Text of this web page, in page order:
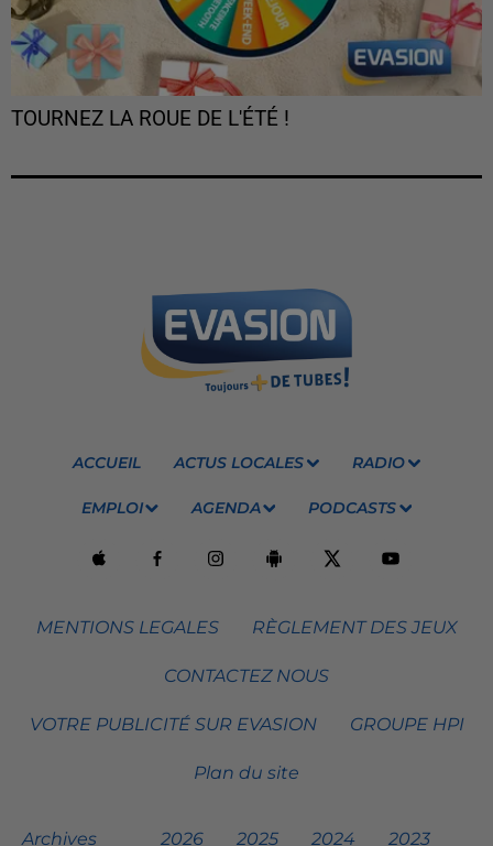
TOURNEZ LA ROUE DE L'ÉTÉ !
ACCUEIL ACTUS LOCALES RADIO
EMPLOI AGENDA PODCASTS
MENTIONS LEGALES RÈGLEMENT DES JEUX
CONTACTEZ NOUS
VOTRE PUBLICITÉ SUR EVASION GROUPE HPI
Plan du site
Archives 2026 2025 2024 2023